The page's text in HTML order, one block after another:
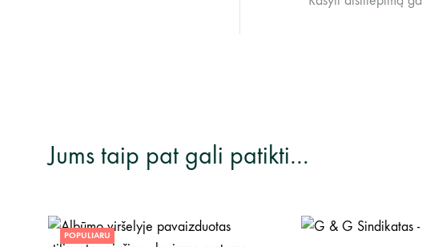
Jums taip pat gali patikti…
POPULIARU